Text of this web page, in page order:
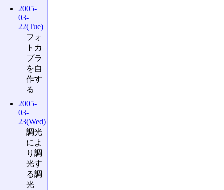
2005-
03-
22(Tue)
フォ
トカ
プラ
を自
作す
る
2005-
03-
23(Wed)
調光
によ
り調
光す
る調
光